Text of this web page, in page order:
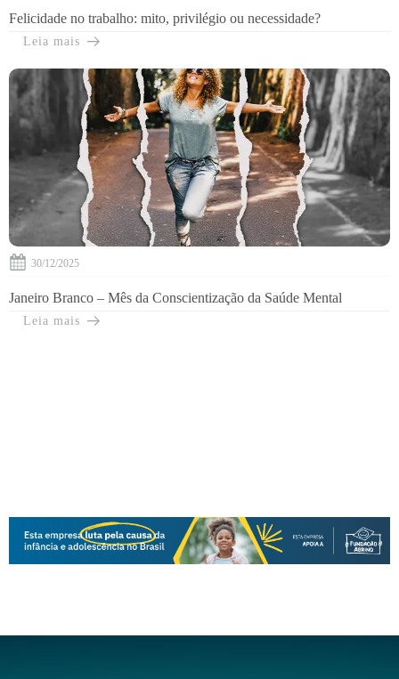
Felicidade no trabalho: mito, privilégio ou necessidade?
Leia mais
30/12/2025
Janeiro Branco – Mês da Conscientização da Saúde Mental
Leia mais